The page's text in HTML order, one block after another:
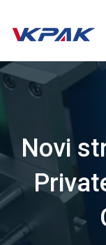
Preskoči
na
Novi